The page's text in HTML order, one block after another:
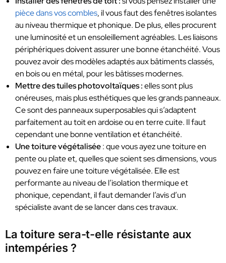
pièce dans vos combles, il vous faut des fenêtres isolantes
au niveau thermique et phonique. De plus, elles procurent
une luminosité et un ensoleillement agréables. Les liaisons
périphériques doivent assurer une bonne étanchéité. Vous
pouvez avoir des modèles adaptés aux bâtiments classés,
en bois ou en métal, pour les bâtisses modernes.
Mettre des tuiles photovoltaïques :elles sont plus
onéreuses, mais plus esthétiques que les grands panneaux.
Ce sont des panneaux superposables qui s’adaptent
parfaitement au toit en ardoise ou en terre cuite. Il faut
cependant une bonne ventilation et étanchéité.
Une toiture végétalisée: que vous ayez une toiture en
pente ou plate et, quelles que soient ses dimensions, vous
pouvez en faire une toiture végétalisée. Elle est
performante au niveau de l’isolation thermique et
phonique, cependant, il faut demander l’avis d’un
spécialiste avant de se lancer dans ces travaux.
La toiture sera-t-elle résistante aux
intempéries ?